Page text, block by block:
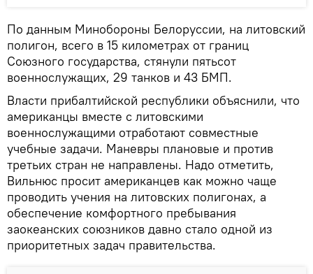
По данным Минобороны Белоруссии, на литовский
полигон, всего в 15 километрах от границ
Союзного государства, стянули пятьсот
военнослужащих, 29 танков и 43 БМП.
Власти прибалтийской республики объяснили, что
американцы вместе с литовскими
военнослужащими отработают совместные
учебные задачи. Маневры плановые и против
третьих стран не направлены. Надо отметить,
Вильнюс просит американцев как можно чаще
проводить учения на литовских полигонах, а
обеспечение комфортного пребывания
заокеанских союзников давно стало одной из
приоритетных задач правительства.